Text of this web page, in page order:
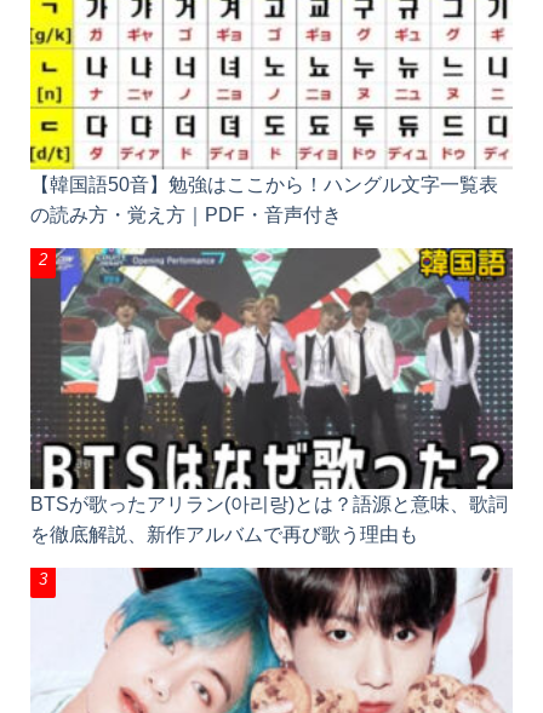
【韓国語50音】勉強はここから！ハングル文字一覧表
の読み方・覚え方｜PDF・音声付き
BTSが歌ったアリラン(아리랑)とは？語源と意味、歌詞
を徹底解説、新作アルバムで再び歌う理由も